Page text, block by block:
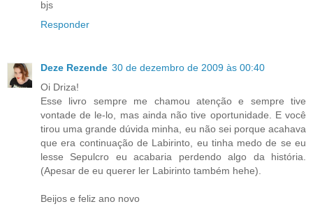
bjs
Responder
Deze Rezende 30 de dezembro de 2009 às 00:40
Oi Driza!
Esse livro sempre me chamou atenção e sempre tive
vontade de le-lo, mas ainda não tive oportunidade. E você
tirou uma grande dúvida minha, eu não sei porque acahava
que era continuação de Labirinto, eu tinha medo de se eu
lesse Sepulcro eu acabaria perdendo algo da história.
(Apesar de eu querer ler Labirinto também hehe).
Beijos e feliz ano novo